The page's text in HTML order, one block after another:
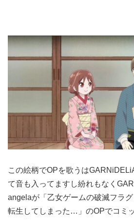
この絵柄でOPを歌うは
て音も入ってますし紛れもなく
angelaが「乙女ゲームの破滅フラ
転生してしまった…」のOPでコミ